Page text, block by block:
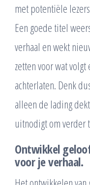
met potentiële
Een goede titel
verhaal en wekt
zetten voor wat
achterlaten. Denk
alleen de lading
uitnodigt om verder
Ontwikkel
voor je verhaal.